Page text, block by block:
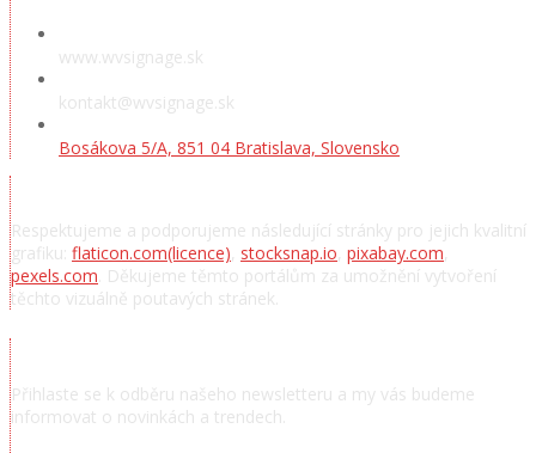
www.wvsignage.sk
kontakt@wvsignage.sk
Bosákova 5/A, 851 04 Bratislava, Slovensko
Respektujeme a podporujeme následující stránky pro jejich kvalitní
grafiku: flaticon.com(licence), stocksnap.io, pixabay.com,
pexels.com . Děkujeme těmto portálům za umožnění vytvoření
těchto vizuálně poutavých stránek.
Přihlaste se k odběru našeho newsletteru a my vás budeme
informovat o novinkách a trendech.